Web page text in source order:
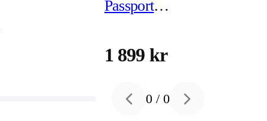
Passport
hårddisk 4 TB USB 3.2
1 899 kr
Previous slide
0 /0 Next slide